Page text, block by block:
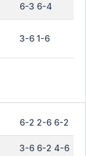
6-3 6-4
3-6 1-6
6-2 2-6 6-2
3-6 6-2 4-6